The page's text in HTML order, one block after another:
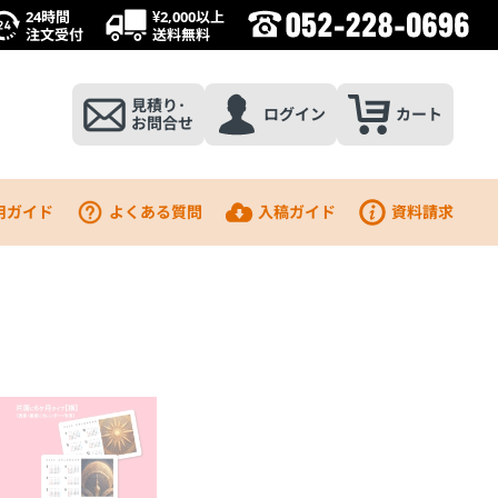
24時間
注文受付
¥2,000以上
送料無料
見積り･
お問合せ
ログイン カート
ガイド よくある質問 入稿ガイド 資料請求